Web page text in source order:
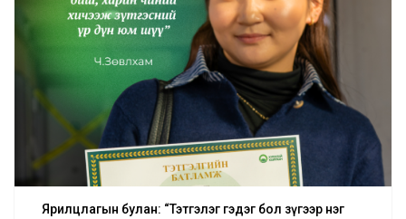
Ярилцлагын булан: “Тэтгэлэг гэдэг бол зүгээр нэг